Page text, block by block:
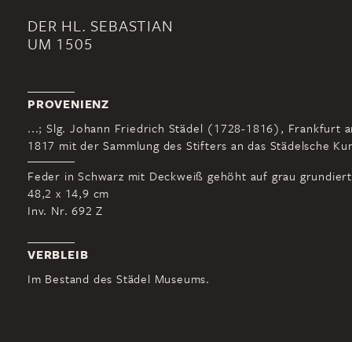
DER HL. SEBASTIAN
UM 1505
PROVENIENZ
...; Slg. Johann Friedrich Städel (1728-1816), Frankfurt
1817 mit der Sammlung des Stifters an das Städelsche
Feder in Schwarz mit Deckweiß gehöht auf grau
48,2 x 14,9 cm
Inv. Nr. 692 Z
VERBLEIB
Im Bestand des Städel Museums.